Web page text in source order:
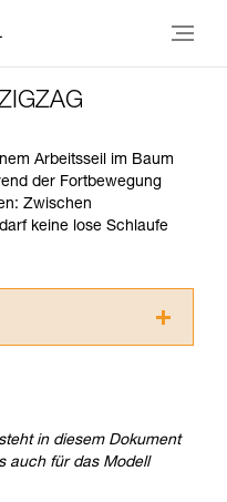
Arbeitsseil im Baum
der Fortbewegung
Zwischen
keine lose Schlaufe
Sie zuerst die in
enthaltenen
haben.
in diesem Dokument
auch für das Modell